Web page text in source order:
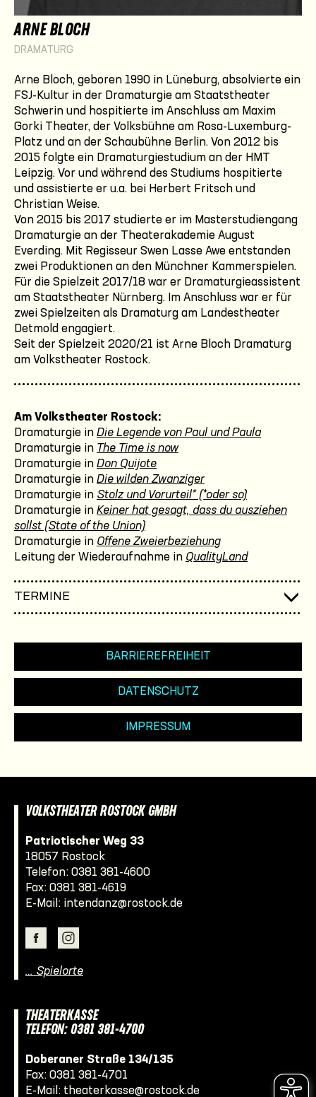
ARNE BLOCH
DRAMATURG
Arne Bloch, geboren 1990 in Lüneburg, absolvierte ein
FSJ-Kultur in der Dramaturgie am Staatstheater
Schwerin und hospitierte im Anschluss am Maxim
Gorki Theater, der Volksbühne am Rosa-Luxemburg-
Platz und an der Schaubühne Berlin. Von 2012 bis
2015 folgte ein Dramaturgiestudium an der HMT
Leipzig. Vor und während des Studiums hospitierte
und assistierte er u.a. bei Herbert Fritsch und
Christian Weise.
Von 2015 bis 2017 studierte er im Masterstudiengang
Dramaturgie an der Theaterakademie August
Everding. Mit Regisseur Swen Lasse Awe entstanden
zwei Produktionen an den Münchner Kammerspielen.
Für die Spielzeit 2017/18 war er Dramaturgieassistent
am Staatstheater Nürnberg. Im Anschluss war er für
zwei Spielzeiten als Dramaturg am Landestheater
Detmold engagiert.
Seit der Spielzeit 2020/21 ist Arne Bloch Dramaturg
am Volkstheater Rostock.
Am Volkstheater Rostock:
Dramaturgie in Die Legende von Paul und Paula
Dramaturgie in The Time is now
Dramaturgie in Don Quijote
Dramaturgie in Die wilden Zwanziger
Dramaturgie in Stolz und Vorurteil* (*oder so)
Dramaturgie in Keiner hat gesagt, dass du ausziehen
sollst (State of the Union)
Dramaturgie in Offene Zweierbeziehung
Leitung der Wiederaufnahme in QualityLand
TERMINE
BARRIEREFREIHEIT
DATENSCHUTZ
IMPRESSUM
VOLKSTHEATER ROSTOCK GMBH
Patriotischer Weg 33
18057 Rostock
Telefon: 0381 381-4600
Fax: 0381 381-4619
E-Mail: intendanz@rostock.de
… Spielorte
THEATERKASSE
TELEFON: 0381 381-4700
Doberaner Straße 134/135
Fax: 0381 381-4701
E-Mail: theaterkasse@rostock.de